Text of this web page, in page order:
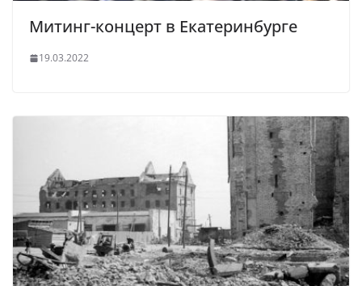
Митинг-концерт в Екатеринбурге
19.03.2022